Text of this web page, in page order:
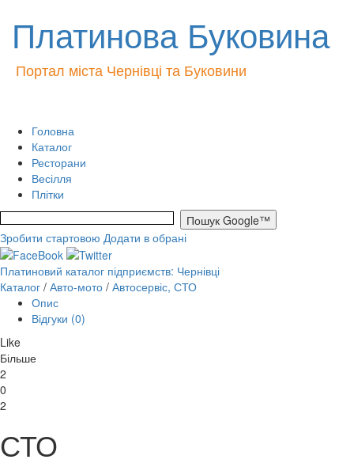
Платинова Буковина
Портал міста Чернівці та Буковини
Головна
Каталог
Ресторани
Весілля
Плітки
Зробити стартовою Додати в обрані
Платиновий каталог підприємств: Чернівці
Каталог / Авто-мото / Автосервіс, СТО
Опис
Відгуки (0)
Like
Більше
2
0
2
СТО